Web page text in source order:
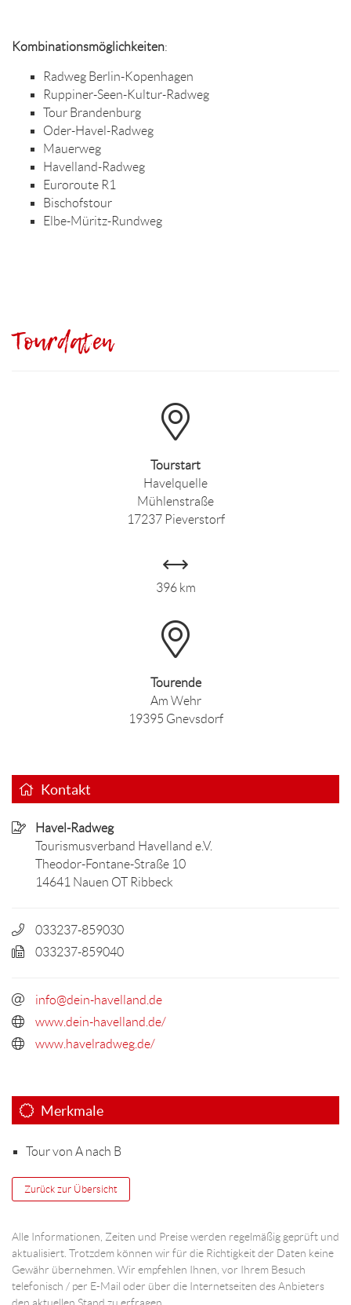
Kombinationsmöglichkeiten:
Radweg Berlin-Kopenhagen
Ruppiner-Seen-Kultur-Radweg
Tour Brandenburg
Oder-Havel-Radweg
Mauerweg
Havelland-Radweg
Euroroute R1
Bischofstour
Elbe-Müritz-Rundweg
Tourdaten
Tourstart
Havelquelle
Mühlenstraße
17237 Pieverstorf
396 km
Tourende
Am Wehr
19395 Gnevsdorf
Kontakt
Havel-Radweg
Tourismusverband Havelland e.V.
Theodor-Fontane-Straße 10
14641 Nauen OT Ribbeck
033237-859030
033237-859040
info@dein-havelland.de
www.dein-havelland.de/
www.havelradweg.de/
Merkmale
Tour von A nach B
Zurück zur Übersicht
Alle Informationen, Zeiten und Preise werden regelmäßig geprüft und
aktualisiert. Trotzdem können wir für die Richtigkeit der Daten keine
Gewähr übernehmen. Wir empfehlen Ihnen, vor Ihrem Besuch
telefonisch / per E-Mail oder über die Internetseiten des Anbieters